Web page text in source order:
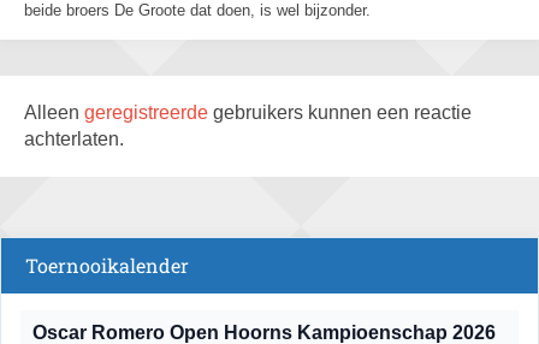
beide broers De Groote dat doen, is wel bijzonder.
Alleen geregistreerde gebruikers kunnen een reactie
achterlaten.
Toernooikalender
Oscar Romero Open Hoorns Kampioenschap 2026